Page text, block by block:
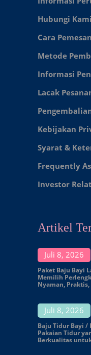
Hubungi Kami
Cara
Metode
Informasi
Lacak
Kebijakan
Syarat &
Frequently
Investor
Artikel
Juli 8, 2026
Paket Baju Bayi
Memilih
Nyaman,
Juli 8, 2026
Baju Tidur Bayi /
Pakaian Tidur
Berkualitas